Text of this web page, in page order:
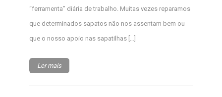
“ferramenta” diária de trabalho. Muitas vezes reparamos
que determinados sapatos não nos assentam bem ou
que o nosso apoio nas sapatilhas […]
Ler mais